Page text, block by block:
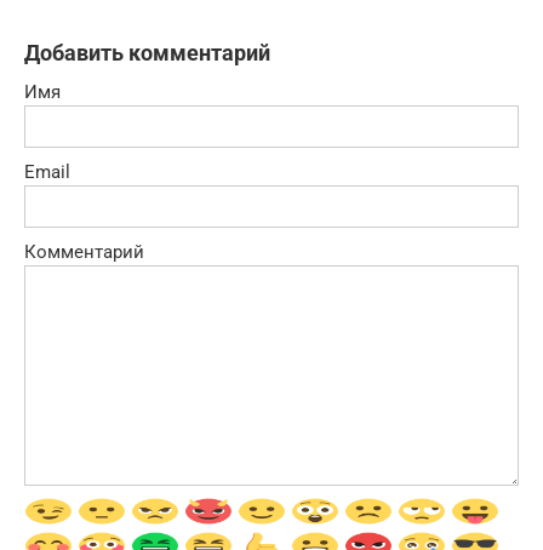
Добавить комментарий
Имя
Email
Комментарий